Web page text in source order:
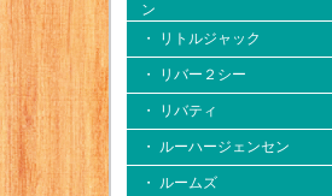
ン
・ リトルジャック
・ リバー２シー
・ リバティ
・ ルーハージェンセン
・ ルームズ